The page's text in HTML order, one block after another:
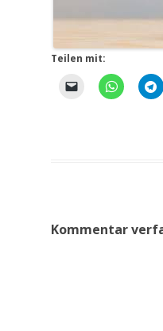
Teilen mit:
Kommentar